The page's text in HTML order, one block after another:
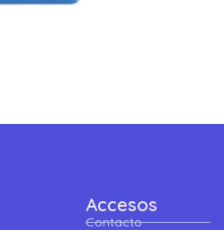
Accesos
Contacto